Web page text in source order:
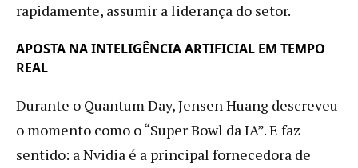
rapidamente, assumir a liderança do setor.
APOSTA NA INTELIGÊNCIA ARTIFICIAL EM TEMPO
REAL
Durante o Quantum Day, Jensen Huang descreveu
o momento como o “Super Bowl da IA”. E faz
sentido: a Nvidia é a principal fornecedora de